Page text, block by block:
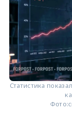
Статистика
Фото: